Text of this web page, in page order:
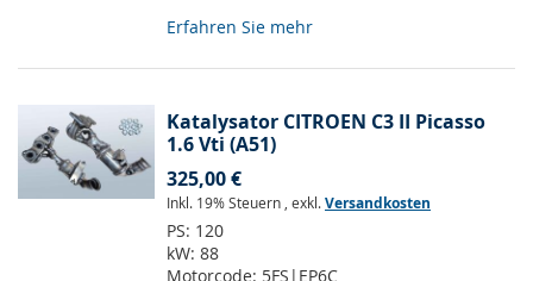
Erfahren Sie mehr
Katalysator CITROEN C3 II Picasso
1.6 Vti (A51)
325,00 €
Inkl. 19% Steuern , exkl.Versandkosten
PS: 120
kW: 88
Motorcode: 5FS|EP6C